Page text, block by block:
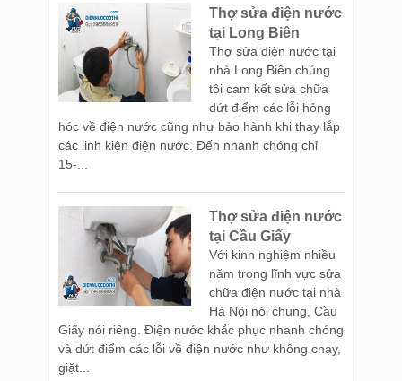
Thợ sửa điện nước
tại Long Biên
Thợ sửa điện nước tại
nhà Long Biên chúng
tôi cam kết sửa chữa
dứt điểm các lỗi hỏng
hóc về điện nước cũng như bảo hành khi thay lắp
các linh kiện điện nước. Đến nhanh chóng chỉ
15-...
Thợ sửa điện nước
tại Cầu Giấy
Với kinh nghiệm nhiều
năm trong lĩnh vực sửa
chữa điện nước tại nhà
Hà Nội nói chung, Cầu
Giấy nói riêng. Điện nước khắc phục nhanh chóng
và dứt điểm các lỗi về điện nước như không chạy,
giặt...